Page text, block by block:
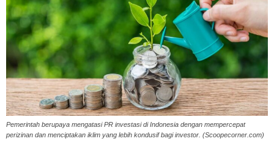
Pemerintah berupaya mengatasi PR investasi di Indonesia dengan mempercepat
perizinan dan menciptakan iklim yang lebih kondusif bagi investor. (Scoopecorner.com)